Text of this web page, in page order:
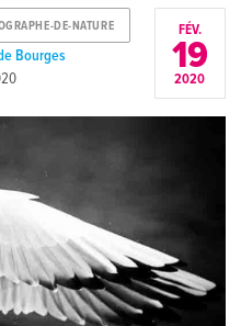
DE-NATURE
Bourges
FÉV.
19
2020